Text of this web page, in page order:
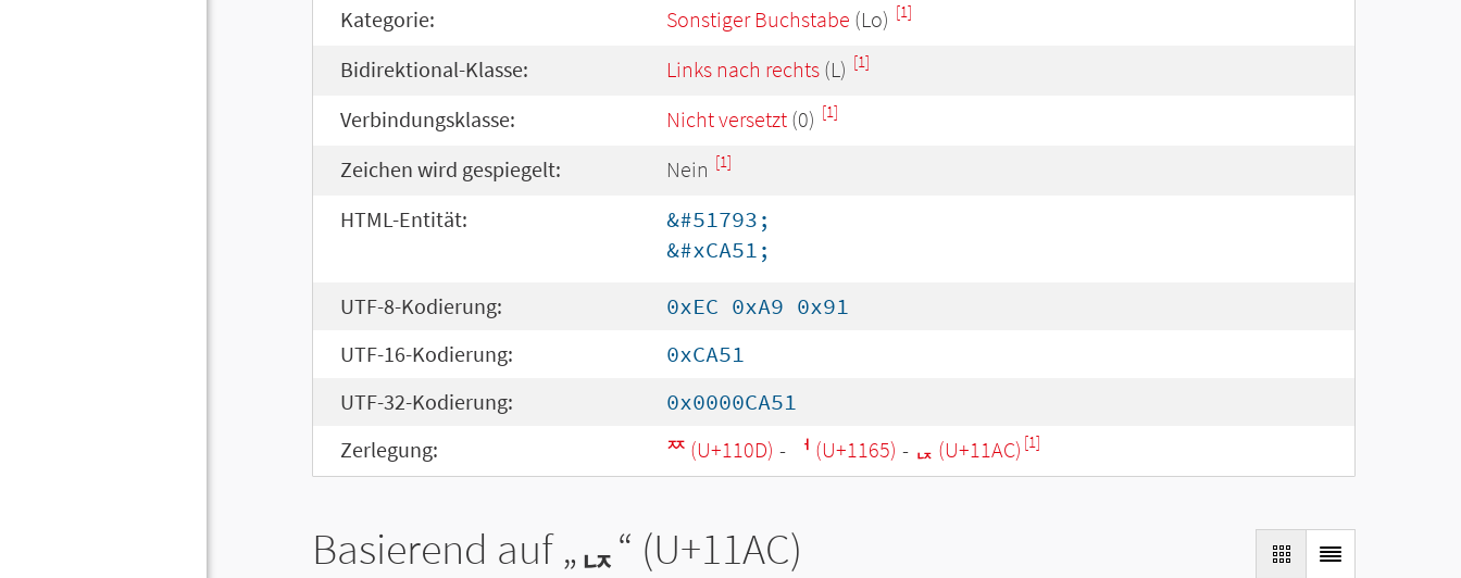
Kategorie: Sonstiger Buchstabe (Lo) [1]
Bidirektional-Klasse: Links nach rechts (L) [1]
Verbindungsklasse: Nicht versetzt (0) [1]
Zeichen wird gespiegelt: Nein [1]
HTML-Entität:
&#51793;
&#xCA51;
UTF-8-Kodierung:
0xEC 0xA9 0x91
UTF-16-Kodierung:
0xCA51
UTF-32-Kodierung:
0x0000CA51
Zerlegung:
ᄍ (U+110D) - ᅥ (U+1165) - ᆬ (U+11AC) [1]
Basierend auf „ᆬ“ (U+11AC)